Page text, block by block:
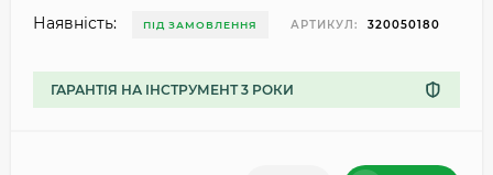
Наявність: ПІД ЗАМОВЛЕННЯ АРТИКУЛ: 320050180
ГАРАНТІЯ НА ІНСТРУМЕНТ 3 РОКИ